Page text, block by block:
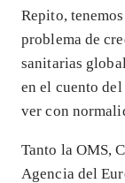
Repito,
problema de
sanitarias
en el cuento
ver con
Tanto la OMS,
Agencia del